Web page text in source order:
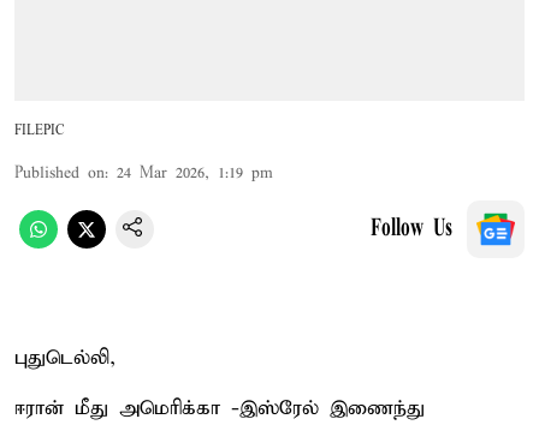
FILEPIC
Published on: 24 Mar 2026, 1:19 pm
Follow Us
புதுடெல்லி,
ஈரான் மீது அமெரிக்கா -இஸ்ரேல் இணைந்து